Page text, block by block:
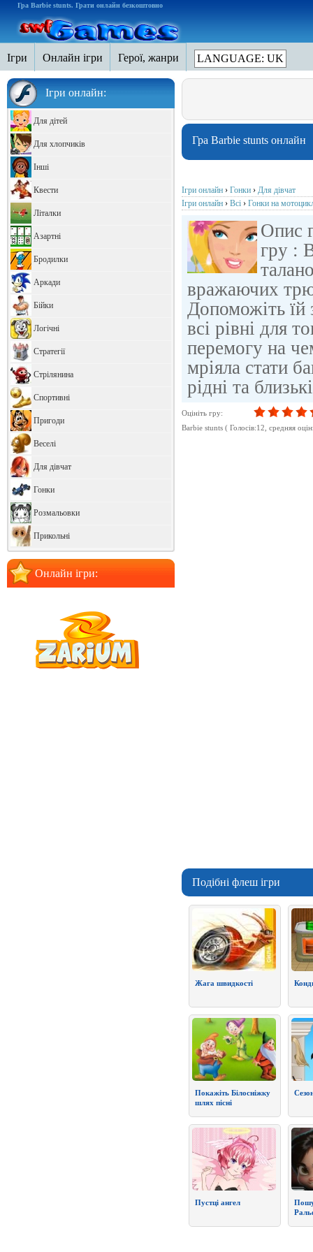
Гра Barbie stunts. Грати онлайн безкоштовно
Ігри Онлайн ігри Герої, жанри LANGUAGE: UK
Ігри онлайн:
Для дітей
Для хлопчиків
Інші
Квести
Літалки
Азартні
Бродилки
Аркади
Бійки
Логічні
Стратегії
Стрілянина
Спортивні
Пригоди
Веселі
Для дівчат
Гонки
Розмальовки
Прикольні
Онлайн ігри:
Гра Barbie stunts онлайн
Ігри онлайн › Гонки › Для дівчат
Ігри онлайн › Всі › Гонки на
Опис
гру :
вражаючих
Допоможіть їй
всі рівні для
перемогу на
мріяла стати
рідні та
Оцініть гру:
Barbie stunts ( Голосів:12 , cредняя
Подібні флеш ігри
Жага швидкості
Покажіть Білосніжку
шлях пісні
Пустці ангел